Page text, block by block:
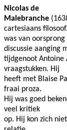
Nicolas de
Malebranche
cartesiaans
was van
discussie aanging
tijdgenoot Antoine
vraagstukken. Hij
heeft met Blaise
fraai proza.
Hij was goed
veel kritiek
op. Hij kon zich